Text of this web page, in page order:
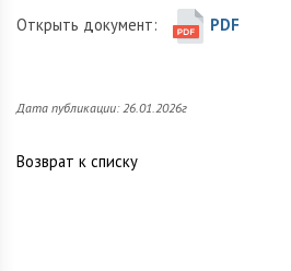
Открыть документ: PDF
Дата публикации: 26.01.2026г
Возврат к списку